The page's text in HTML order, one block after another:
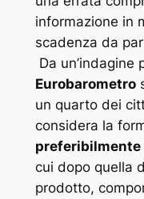
informazione in
scadenza da
Da un’indagine
Eurobarometro
un quarto dei
considera la
preferibilmente
cui dopo quella
prodotto,